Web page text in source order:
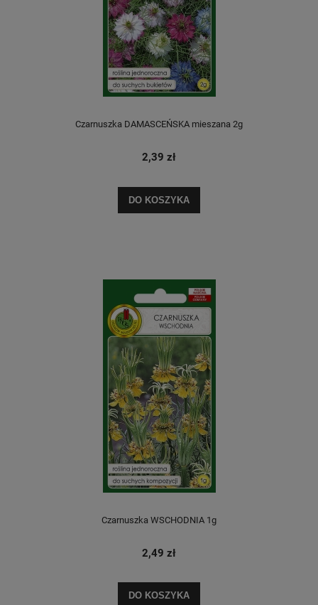
Czarnuszka DAMASCEŃSKA mieszana 2g
2,39 zł
DO KOSZYKA
Czarnuszka WSCHODNIA 1g
2,49 zł
DO KOSZYKA